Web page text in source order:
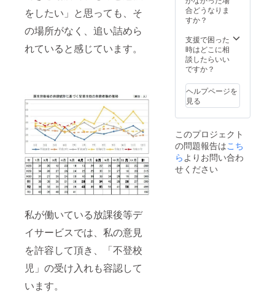
をしたい」と思っても、そ
の場所がなく、追い詰めら
れていると感じています。
私が働いている放課後等デ
イサービスでは、私の意見
を許容して頂き、「不登校
児」の受け入れも容認して
います。
合どうなりま
すか？
支援で困った
時はどこに相
談したらいい
ですか？
ヘルプページを
見る
このプロジェクト
の問題報告はこち
らよりお問い合わ
せください